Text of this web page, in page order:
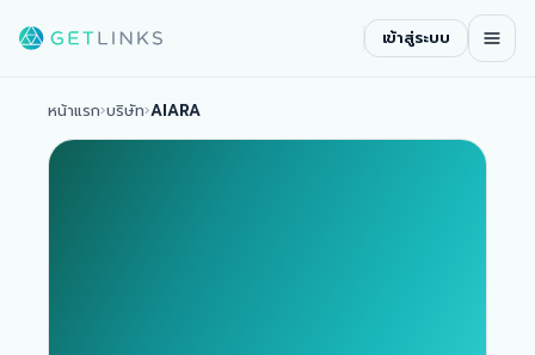
เข้าสู่ระบบ
หน้าแรก›บริษัท›AIARA